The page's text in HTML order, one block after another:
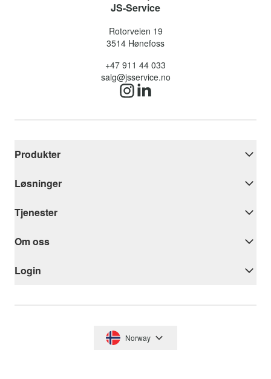
JS-Service
Rotorveien 19
3514 Hønefoss
+47 911 44 033
salg@jsservice.no
Produkter
Løsninger
Tjenester
Om oss
Login
Norway